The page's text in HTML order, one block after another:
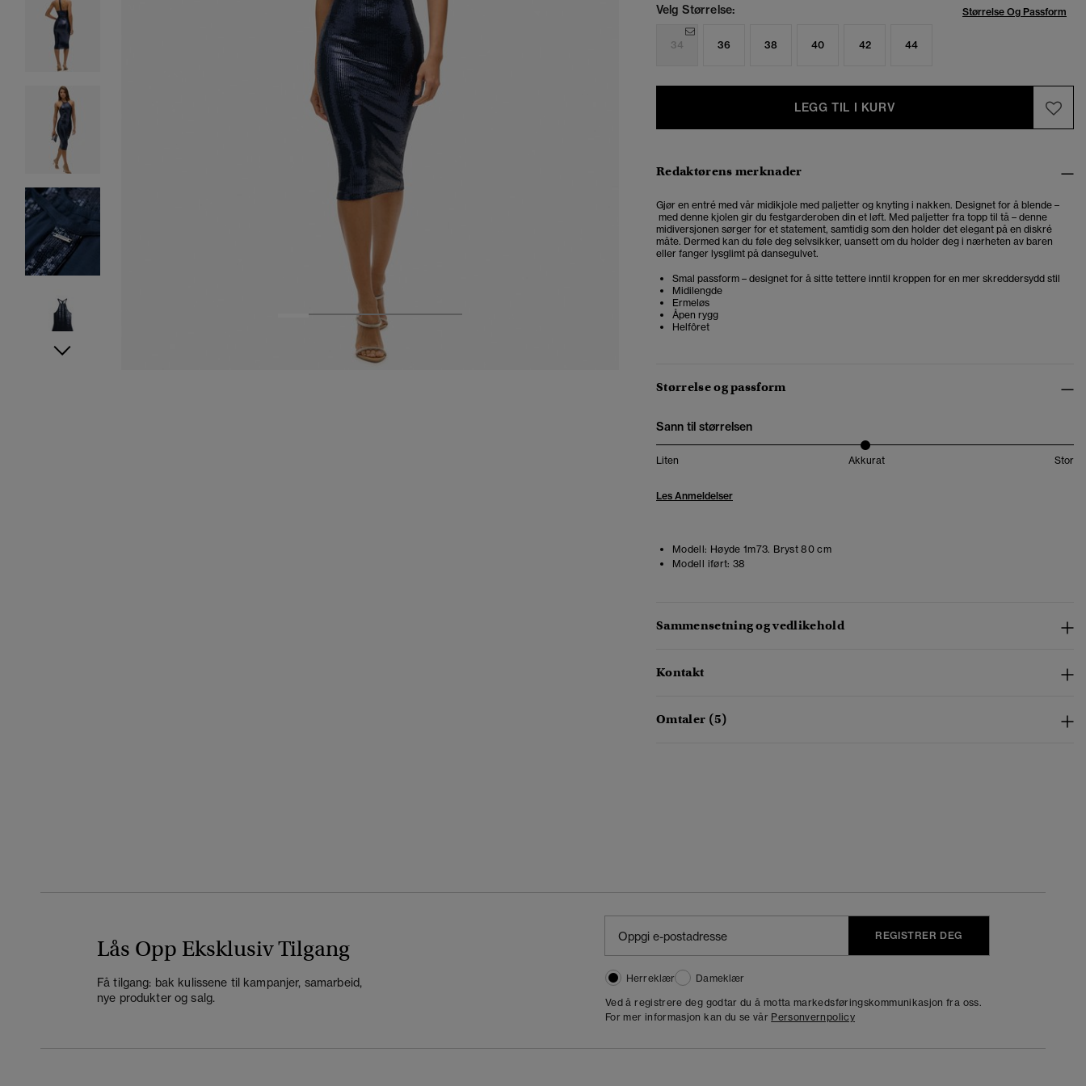
3 4
Velg Størrelse: Størrelse Og Passform
34 36 38 40 42 44
LEGG TIL I KURV
Redaktørens merknader
Gjør en entré med vår midikjole med paljetter og knyting i nakken. Designet for å blende –
med denne kjolen gir du festgarderoben din et løft. Med paljetter fra topp til tå – denne
midiversjonen sørger for et statement, samtidig som den holder det elegant på en diskré
måte. Dermed kan du føle deg selvsikker, uansett om du holder deg i nærheten av baren
eller fanger lysglimt på dansegulvet.
Smal passform – designet for å sitte tettere inntil kroppen for en mer skreddersydd stil
Midilengde
Ermeløs
Åpen rygg
Helfôret
Størrelse og passform
Sann til størrelsen
Liten Akkurat Stor
Les Anmeldelser
Modell: Høyde 1m73. Bryst 80 cm
Modell iført: 38
Sammensetning og vedlikehold
Kontakt
Omtaler (5)
Lås Opp Eksklusiv Tilgang
Få tilgang: bak kulissene til kampanjer, samarbeid,
nye produkter og salg.
REGISTRER DEG
Herreklær
Dameklær
Ved å registrere deg godtar du å motta markedsføringskommunikasjon fra oss.
For mer informasjon kan du se vår Personvernpolicy